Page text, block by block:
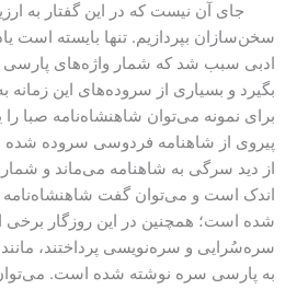
جای آن نیست که در این گفتار به
سخن‌سازان بپردازیم. تنها بایسته است
ادبی سبب شد که شمار واژه‌های پارسی
بگیرد و بسیاری از سروده‌های این زمانه
برای نمونه می‌توان شاهنشاه‌نامه صبا را
پیروی از شاهنامه فردوسی سروده
از دید سرگی به شاهنامه می‌ماند و شمار
اندک است و می‌توان گفت
شده است؛ همچنین در این روزگار برخی
سره‌سُرایی و سره‌نویسی پرداختند،
به پارسی سره نوشته شده است.